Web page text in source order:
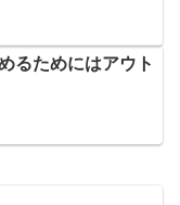
るためにはアウト